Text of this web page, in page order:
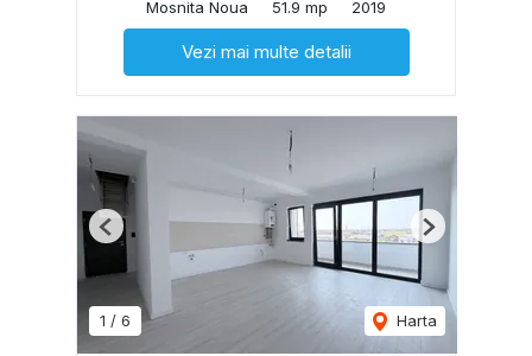
Mosnita Noua 51.9 mp 2019
Vezi mai multe detalii
1 / 6 Harta
Previous Next